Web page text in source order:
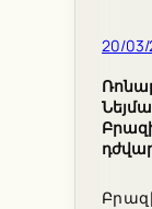
20/03/